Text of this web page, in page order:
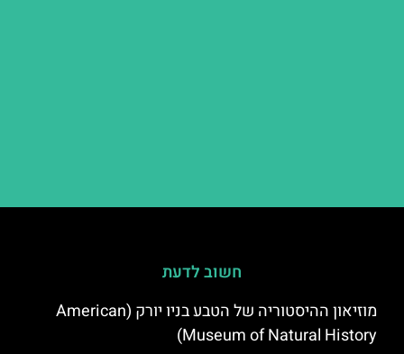
חשוב לדעת
מוזיאון ההיסטוריה של הטבע בניו יורק (American
Museum of Natural History)